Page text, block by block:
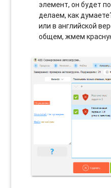
элемент, он будет
делаем, как
или в английской
общем, жмем